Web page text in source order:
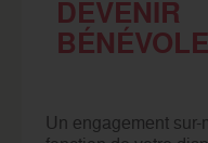
DEVENIR
BÉNÉVOLE
Un engagement